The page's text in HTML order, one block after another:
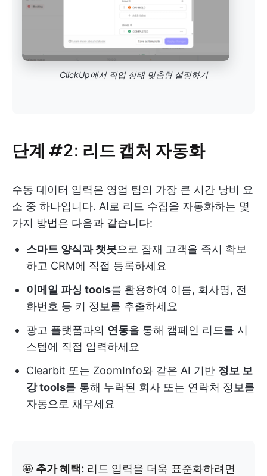
ClickUp에서 작업 상태 맞춤형 설정하기
단계 #2: 리드 캡처 자동화
수동 데이터 입력은 영업 팀의 가장 큰 시간 낭비 요
소 중 하나입니다. AI로 리드 수집을 자동화하는 몇
가지 방법은 다음과 같습니다:
스마트 양식과 챗봇으로 잠재 고객을 즉시 확보
하고 CRM에 직접 등록하세요
이메일 파싱 tools를 활용하여 이름, 회사명, 전
화번호 등 키 정보를 추출하세요
광고 플랫폼과의 연동을 통해 캠페인 리드를 시
스템에 직접 입력하세요
Clearbit 또는 ZoomInfo와 같은 AI 기반 정보 보
강 tools를 통해 누락된 회사 또는 연락처 정보를
자동으로 채우세요
🤩 추가 혜택: 리드 입력을 더욱 표준화하려면